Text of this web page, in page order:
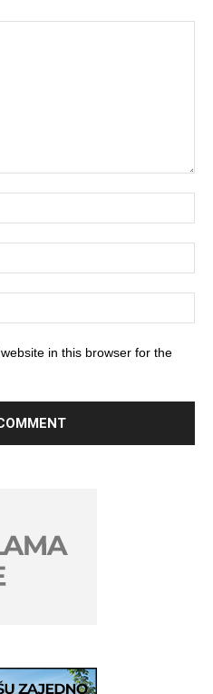
in this browser for the